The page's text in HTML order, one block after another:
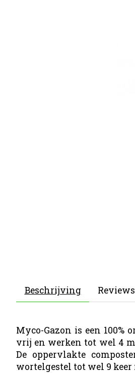
Beschrijving
Myco-Gazon is een
vrij en werken tot wel 4
De oppervlakte
wortelgestel tot wel 9